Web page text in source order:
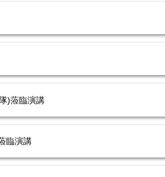
)蒞臨演講
臨演講